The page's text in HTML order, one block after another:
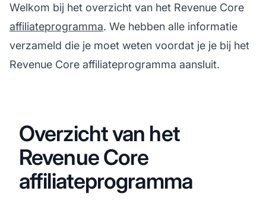
Welkom bij het overzicht van het Revenue Core
affiliateprogramma. We hebben alle informatie
verzameld die je moet weten voordat je je bij het
Revenue Core affiliateprogramma aansluit.
Overzicht van het
Revenue Core
affiliateprogramma